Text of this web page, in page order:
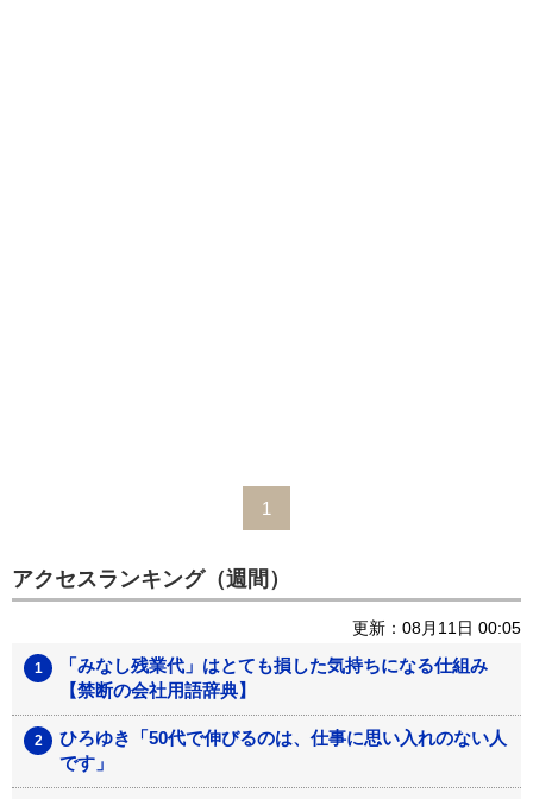
1
アクセスランキング（週間）
更新：08月11日 00:05
「みなし残業代」はとても損した気持ちになる仕組み
【禁断の会社用語辞典】
ひろゆき「50代で伸びるのは、仕事に思い入れのない人
です」